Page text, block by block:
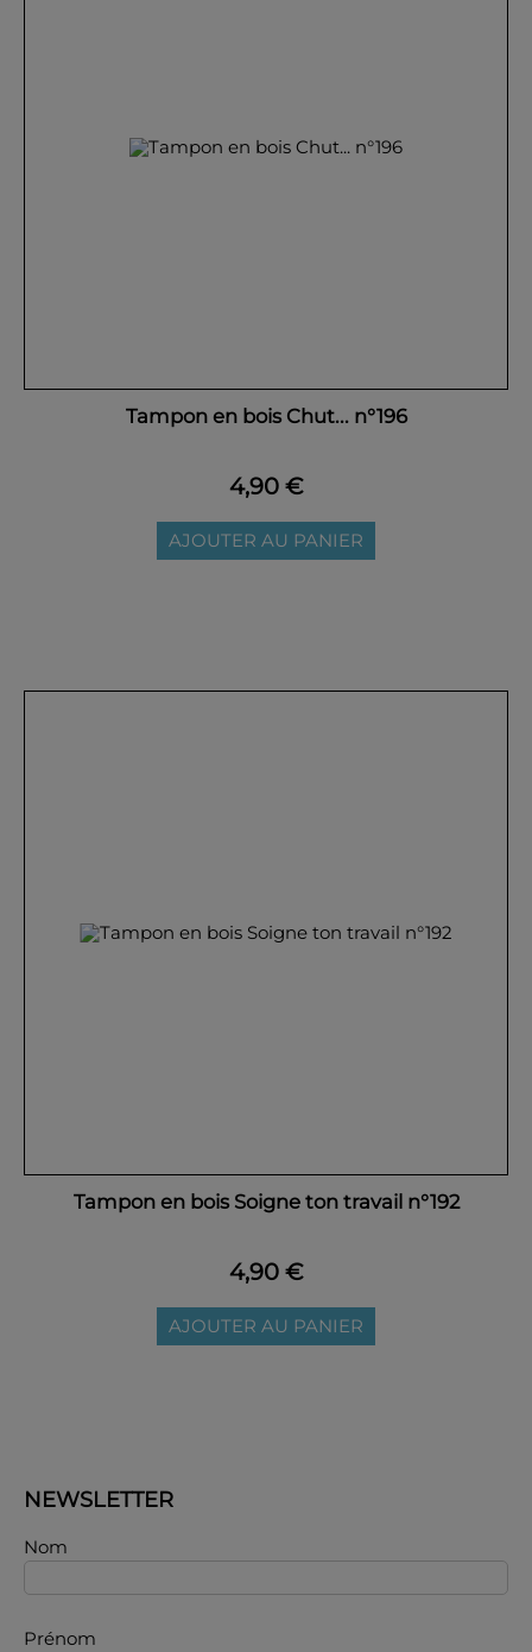
Tampon en bois Chut... n°196
4,90 €
AJOUTER AU PANIER
Tampon en bois Soigne ton travail n°192
4,90 €
AJOUTER AU PANIER
NEWSLETTER
Nom
Prénom